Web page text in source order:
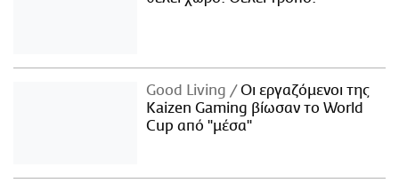
Good Living
Οι εργαζόμενοι της
Kaizen Gaming βίωσαν το World
Cup από "μέσα"